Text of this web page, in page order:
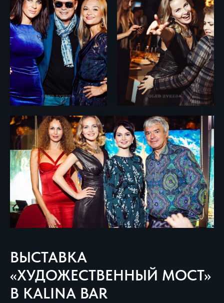
ВЫСТАВКА
«ХУДОЖЕСТВЕННЫЙ МОСТ»
В KALINA BAR